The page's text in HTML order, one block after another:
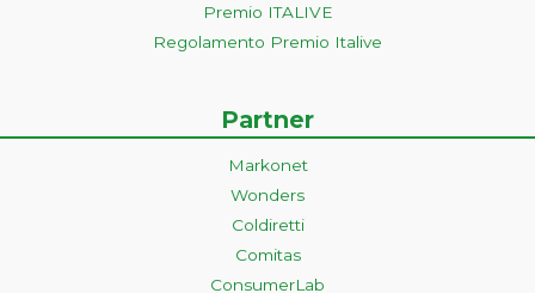
Premio ITALIVE
Regolamento Premio Italive
Partner
Markonet
Wonders
Coldiretti
Comitas
ConsumerLab